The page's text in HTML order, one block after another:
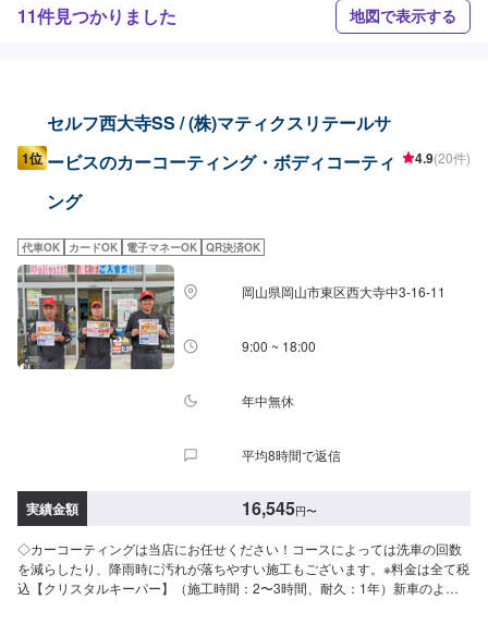
11件見つかりました 地図で表示する
1位
セルフ西大寺SS / (株)マティクスリテールサ
ービスのカーコーティング・ボディコーティ
ング
4.9(20件)
代車OK カードOK 電子マネーOK QR決済OK
岡山県岡山市東区西大寺中3-16-11
9:00 ~ 18:00
年中無休
平均8時間で返信
実績金額 16,545円〜
◇カーコーティングは当店にお任せください！コースによっては洗車の回数
を減らしたり、降雨時に汚れが落ちやすい施工もございます。※料金は全て税
込【クリスタルキーパー】（施工時間：2〜3時間、耐久：1年）新車のよう